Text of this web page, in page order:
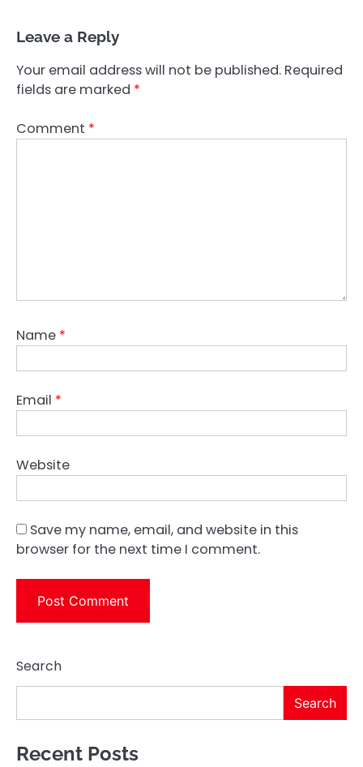
Leave a Reply
Your email address will not be published. Required
fields are marked *
Comment *
Name *
Email *
Website
Save my name, email, and website in this
browser for the next time I comment.
Search
Search
Recent Posts